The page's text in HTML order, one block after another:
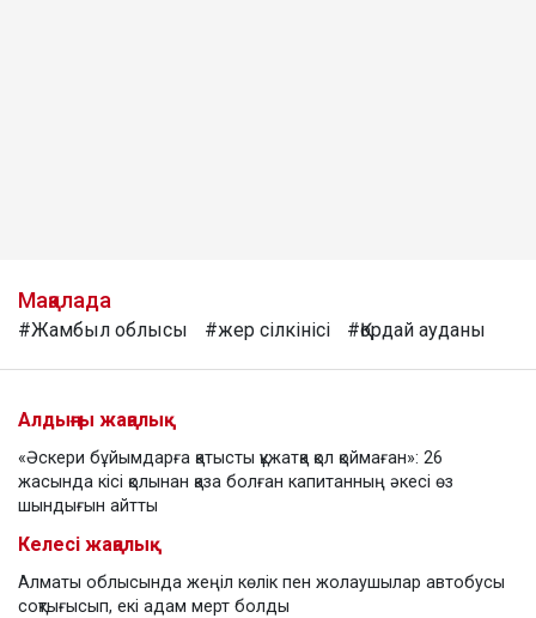
Мақалада
#Жамбыл облысы #жер сілкінісі #Қордай ауданы
Алдыңғы жаңалық
«Әскери бұйымдарға қатысты құжатқа қол қоймаған»: 26
жасында кісі қолынан қаза болған капитанның әкесі өз
шындығын айтты
Келесі жаңалық
Алматы облысында жеңіл көлік пен жолаушылар автобусы
соқтығысып, екі адам мерт болды